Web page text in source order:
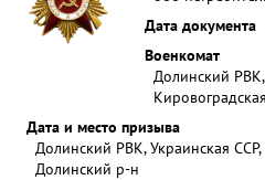
Дата документа
Военкомат
Долинский
Дата и место призыва
Долинский РВК, Украинская
Долинский р-н